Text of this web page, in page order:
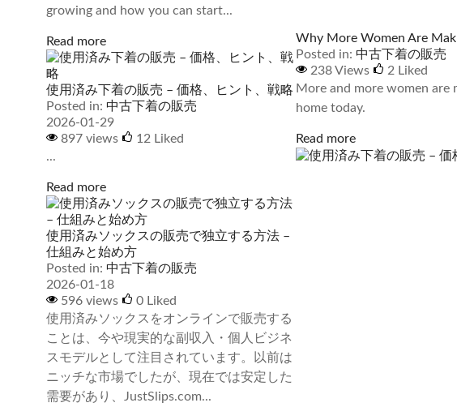
growing and how you can start...
Read more
使用済み下着の販売 – 価格、ヒント、戦略
Posted in: 中古下着の販売
2026-01-29
897 views
12 Liked
...
Read more
使用済みソックスの販売で独立する方法 –
仕組みと始め方
Posted in: 中古下着の販売
2026-01-18
596 views
0 Liked
使用済みソックスをオンラインで販売する
ことは、今や現実的な副収入・個人ビジネ
スモデルとして注目されています。以前は
ニッチな市場でしたが、現在では安定した
需要があり、JustSlips.com...
Why More Women Are
Posted in: 中古下着の販売
238 Views
2 Liked
More and more women are
home today.
Read more